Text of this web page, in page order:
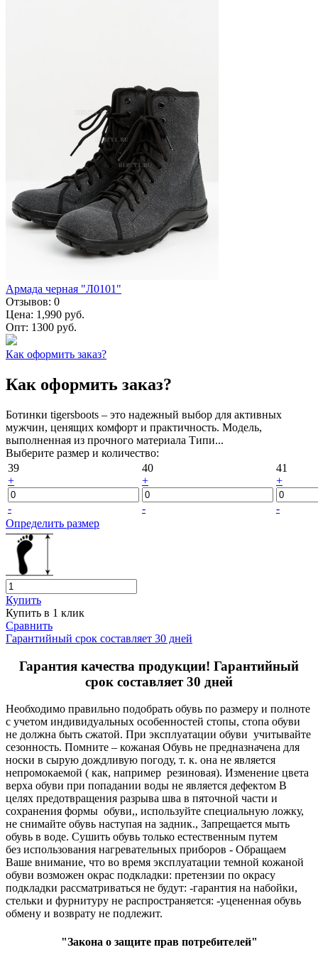
Армада черная "Л0101"
Отзывов: 0
Цена: 1,990 руб.
Опт: 1300 руб.
Как оформить заказ?
Как оформить заказ?
Ботинки tigersboots – это надежный выбор для активных
мужчин, ценящих комфорт и практичность. Модель,
выполненная из прочного материала Типи...
Выберите размер и количество:
39
+
-
40
+
-
41
+
-
Определить размер
Купить
Купить в 1 клик
Сравнить
Гарантийный срок составляет 30 дней
Гарантия качества продукции! Гарантийный
срок составляет 30 дней
Необходимо правильно подобрать обувь по размеру и полноте
с учетом индивидуальных особенностей стопы, стопа обуви
не должна быть сжатой. При эксплуатации обуви учитывайте
сезонность. Помните – кожаная Обувь не предназначена для
носки в сырую дождливую погоду, т. к. она не является
непромокаемой ( как, например резиновая). Изменение цвета
верха обуви при попадании воды не является дефектом В
целях предотвращения разрыва шва в пяточной части и
сохранения формы обуви,, используйте специальную ложку,
не снимайте обувь наступая на задник., Запрещается мыть
обувь в воде. Сушить обувь только естественным путем
без использования нагревательных приборов - Обращаем
Ваше внимание, что во время эксплуатации темной кожаной
обуви возможен окрас подкладки: претензии по окрасу
подкладки рассматриваться не будут: -гарантия на набойки,
стельки и фурнитуру не распространяется: -уцененная обувь
обмену и возврату не подлежит.
"Закона о защите прав потребителей"